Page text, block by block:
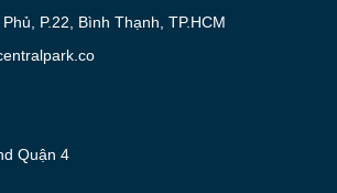
P.22, Bình Thạnh, TP.HCM
Quận 4